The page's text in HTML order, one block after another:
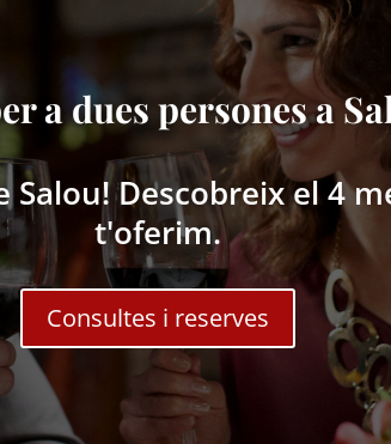
a dues persones a
Salou! Descobreix el 4
t'oferim.
Consultes i reserves